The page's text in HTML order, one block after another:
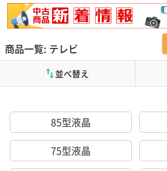
商品一覧: テレビ
並べ替え
85型液晶
75型液晶